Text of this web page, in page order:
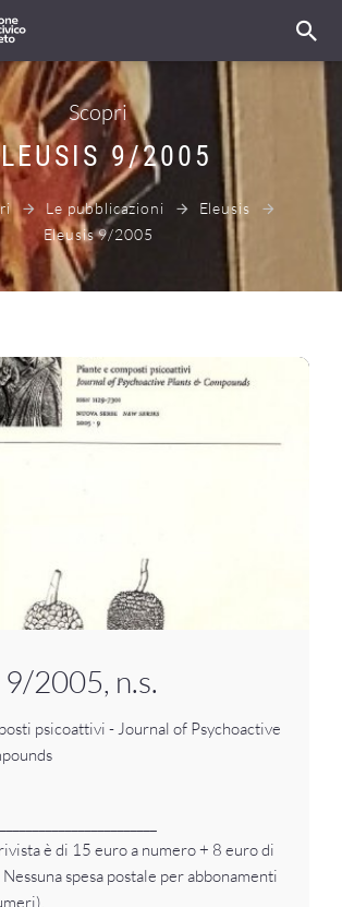
Scopri
9/2005
Le pubblicazioni
Eleusis
Eleusis 9/2005
9/2005, n.s.
psicoattivi - Journal of Psychoactive
è di 15 euro a numero + 8 euro di
spesa postale per abbonamenti